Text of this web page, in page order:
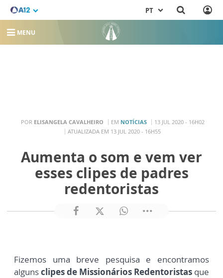
PT
MENU
POR ELISANGELA CAVALHEIRO EM NOTÍCIAS
13 JUL 2020 - 16H02
ATUALIZADA EM 13 JUL 2020 - 16H55
Aumenta o som e vem ver
esses clipes de padres
redentoristas
Fizemos uma breve pesquisa e encontramos
algunsclipes de Missionários Redentoristas que